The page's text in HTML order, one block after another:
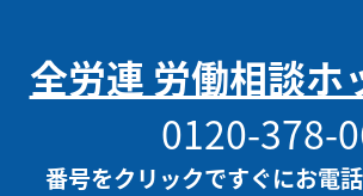
全労連 労働相談ホ
0120-378-
番号をクリックですぐにお電話